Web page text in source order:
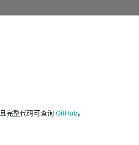
完整代码可查询 GitHub。